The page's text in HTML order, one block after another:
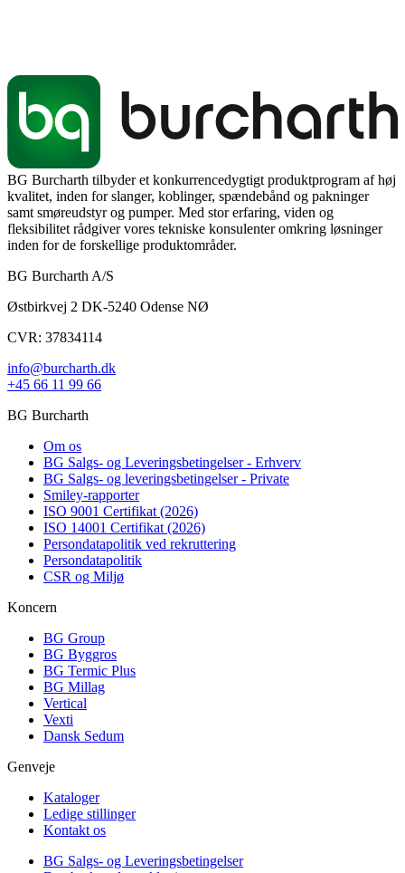
BG Burcharth tilbyder et konkurrencedygtigt produktprogram af høj
kvalitet, inden for slanger, koblinger, spændebånd og pakninger
samt smøreudstyr og pumper. Med stor erfaring, viden og
fleksibilitet rådgiver vores tekniske konsulenter omkring løsninger
inden for de forskellige produktområder.
BG Burcharth A/S
Østbirkvej 2 DK-5240 Odense NØ
CVR: 37834114
info@burcharth.dk
+45 66 11 99 66
BG Burcharth
Om os
BG Salgs- og Leveringsbetingelser - Erhverv
BG Salgs- og leveringsbetingelser - Private
Smiley-rapporter
ISO 9001 Certifikat (2026)
ISO 14001 Certifikat (2026)
Persondatapolitik ved rekruttering
Persondatapolitik
CSR og Miljø
Koncern
BG Group
BG Byggros
BG Termic Plus
BG Millag
Vertical
Vexti
Dansk Sedum
Genveje
Kataloger
Ledige stillinger
Kontakt os
BG Salgs- og Leveringsbetingelser